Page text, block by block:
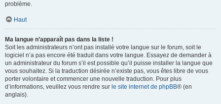
problème.
Haut
Ma langue n’apparaît pas dans la liste !
Soit les administrateurs n’ont pas installé votre langue sur le forum, soit le
logiciel n’a pas encore été traduit dans votre langue. Essayez de demander à
un administrateur du forum s’il est possible qu’il puisse installer la langue que
vous souhaitez. Si la traduction désirée n’existe pas, vous êtes libre de vous
porter volontaire et commencer une nouvelle traduction. Pour plus
d’informations, veuillez vous rendre sur le site internet de phpBB® (en
anglais).